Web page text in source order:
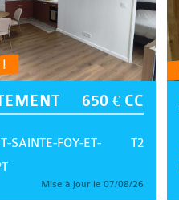
650 € CC
T2
SAINTE-FOY-ET-
Mise à jour le 07/08/26